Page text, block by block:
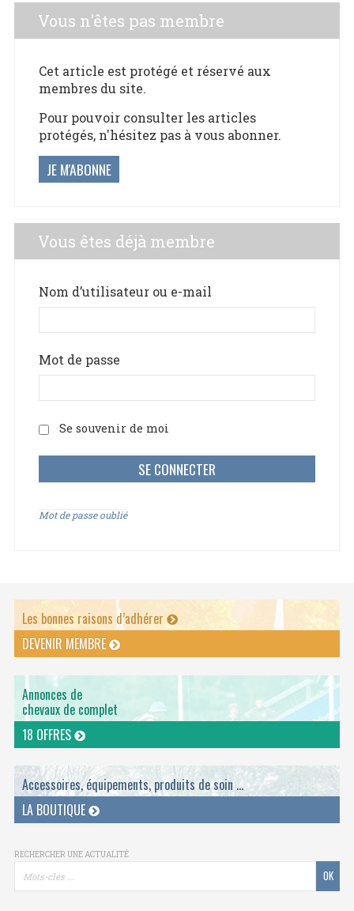
Vous n'êtes pas membre
Cet article est protégé et réservé aux
membres du site.
Pour pouvoir consulter les articles
protégés, n'hésitez pas à vous abonner.
JE M'ABONNE
Vous êtes déjà membre
Nom d’utilisateur ou e-mail
Mot de passe
Se souvenir de moi
Mot de passe oublié
Les bonnes raisons d’adhérer
DEVENIR MEMBRE
Annonces de
chevaux de complet
18 OFFRES
Accessoires, équipements, produits de soin ...
LA BOUTIQUE
RECHERCHER UNE ACTUALITÉ